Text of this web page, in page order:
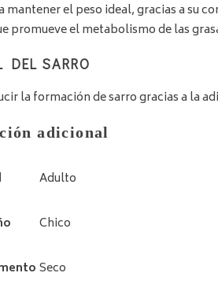
mantener el peso ideal, gracias a su
promueve el metabolismo de las
DEL SARRO
la formación de sarro gracias a la
adicional
Adulto
Chico
Seco